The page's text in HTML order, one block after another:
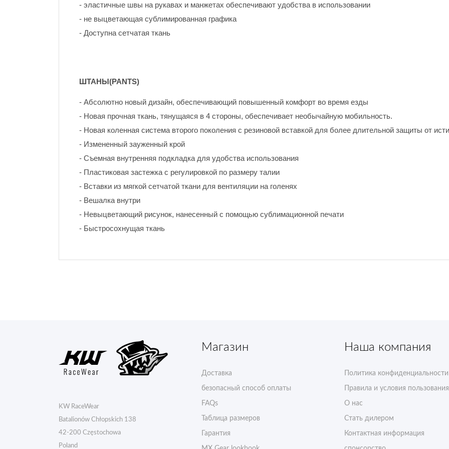
- эластичные швы на рукавах и манжетах обеспечивают удобства в использовании
- не выцветающая сублимированная графика
- Доступна сетчатая ткань
ШТАНЫ(PANTS)
- Абсолютно новый дизайн, обеспечивающий повышенный комфорт во время езды
- Новая прочная ткань, тянущаяся в 4 стороны, обеспечивает необычайную мобильность.
- Новая коленная система второго поколения с резиновой вставкой для более длительной защиты от
- Измененный зауженный крой
- Съемная внутренняя подкладка для удобства использования
- Пластиковая застежка с регулировкой по размеру талии
- Вставки из мягкой сетчатой ткани для вентиляции на голенях
- Вешалка внутри
- Невыцветающий рисунок, нанесенный с помощью сублимационной печати
- Быстросохнущая ткань
KW RaceWear
Batalionów Chłopskich 138
42-200 Częstochowa
Poland
Магазин
Доставка
безопасный способ оплаты
FAQs
Таблица размеров
Гарантия
Наша компания
Политика конфиденциальности
Правила и условия пользования
О нас
Стать дилером
Контактная информация